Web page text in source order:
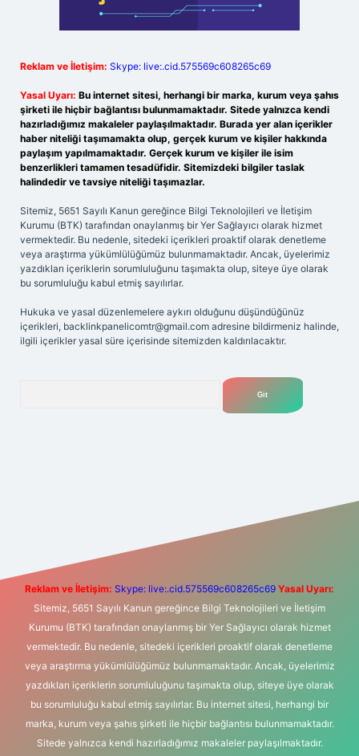
Reklam ve İletişim: Skype: live:.cid.575569c608265c69
Yasal Uyarı: Bu internet sitesi, herhangi bir marka, kurum veya şahıs
şirketi ile hiçbir bağlantısı bulunmamaktadır. Sitede yalnızca kendi
hazırladığımız makaleler paylaşılmaktadır. Burada yer alan içerikler
haber niteliği taşımamakta olup, gerçek kurum ve kişiler hakkında
paylaşım yapılmamaktadır. Gerçek kurum ve kişiler ile isim
benzerlikleri tamamen tesadüfidir. Sitemizdeki bilgiler taslak
halindedir ve tavsiye niteliği taşımazlar.
Sitemiz, 5651 Sayılı Kanun gereğince Bilgi Teknolojileri ve İletişim
Kurumu (BTK) tarafından onaylanmış bir Yer Sağlayıcı olarak hizmet
vermektedir. Bu nedenle, sitedeki içerikleri proaktif olarak denetleme
veya araştırma yükümlülüğümüz bulunmamaktadır. Ancak, üyelerimiz
yazdıkları içeriklerin sorumluluğunu taşımakta olup, siteye üye olarak
bu sorumluluğu kabul etmiş sayılırlar.
Hukuka ve yasal düzenlemelere aykırı olduğunu düşündüğünüz
içerikleri, backlinkpanelicomtr@gmail.com adresine bildirmeniz halinde,
ilgili içerikler yasal süre içerisinde sitemizden kaldırılacaktır.
m elexbet
Reklam ve İletişim: Skype: live:.cid.575569c608265c69 Yasal Uyarı:
Sitemiz, 5651 Sayılı Kanun gereğince Bilgi Teknolojileri ve İletişim
Kurumu (BTK) tarafından onaylanmış bir Yer Sağlayıcı olarak hizmet
vermektedir. Bu nedenle, sitedeki içerikleri proaktif olarak denetleme
veya araştırma yükümlülüğümüz bulunmamaktadır. Ancak, üyelerimiz
yazdıkları içeriklerin sorumluluğunu taşımakta olup, siteye üye olarak
bu sorumluluğu kabul etmiş sayılırlar. Bu internet sitesi, herhangi bir
marka, kurum veya şahıs şirketi ile hiçbir bağlantısı bulunmamaktadır.
Sitede yalnızca kendi hazırladığımız makaleler paylaşılmaktadır.